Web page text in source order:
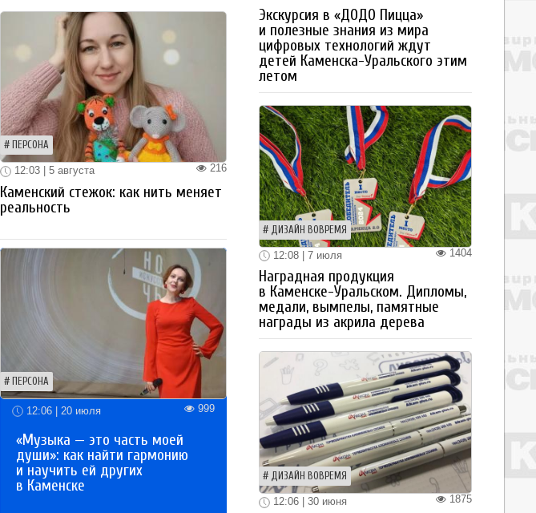
ПЕРСОНА
216
12:03 | 5 августа
Каменский стежок: как нить меняет
реальность
ПЕРСОНА
12:06 | 20 июля 999
«Музыка — это часть моей
души»: как найти гармонию
и научить ей других
в Каменске
Экскурсия в «ДОДО Пицца»
и полезные знания из мира
цифровых технологий ждут
детей Каменска-Уральского этим
летом
ДИЗАЙН ВОВРЕМЯ
1404
12:08 | 7 июля
Наградная продукция
в Каменске-Уральском. Дипломы,
медали, вымпелы, памятные
награды из акрила дерева
ДИЗАЙН ВОВРЕМЯ
1875
12:06 | 30 июня